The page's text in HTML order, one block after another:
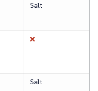
Salt
Salt